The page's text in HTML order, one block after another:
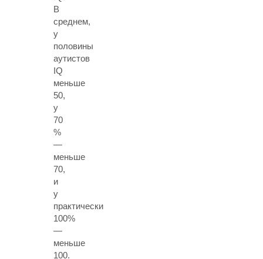
В
среднем,
у
половины
аутистов
IQ
меньше
50,
у
70
%
—
меньше
70,
и
у
практически
100%
—
меньше
100.